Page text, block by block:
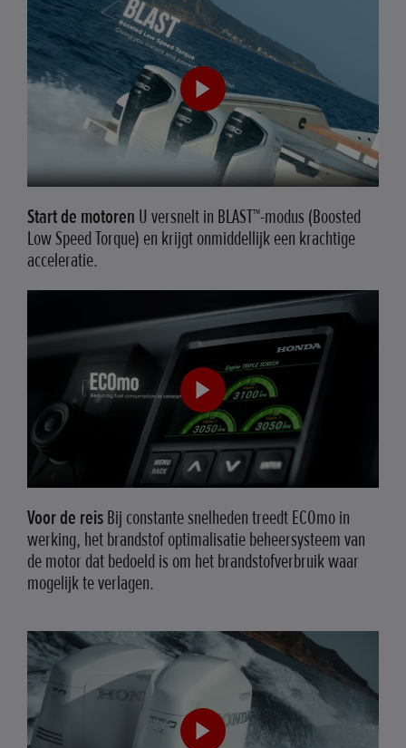
Start de motoren U versnelt in BLAST™-modus (Boosted
Low Speed Torque) en krijgt onmiddellijk een krachtige
acceleratie.
Voor de reisBij constante snelheden treedt ECOmo in
werking, het brandstof optimalisatie beheersysteem van
de motor dat bedoeld is om het brandstofverbruik waar
mogelijk te verlagen.